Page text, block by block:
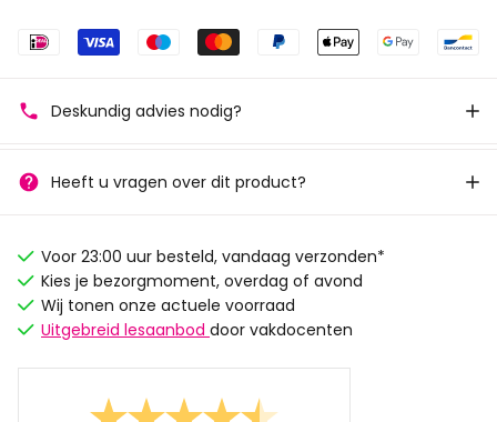
Deskundig advies nodig?
Heeft u vragen over dit product?
Voor 23:00 uur besteld, vandaag verzonden*
Kies je bezorgmoment, overdag of avond
Wij tonen onze actuele voorraad
Uitgebreid lesaanbod door vakdocenten